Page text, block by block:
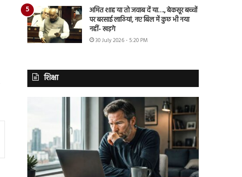
अमित शाह या तो जवाब दें या…., बेकसूर बच्चों
पर बरसाई लाठियां, नए बिल में कुछ भी नया
नहीं- खड़गे
30 July 2026 - 5:20 PM
शिक्षा